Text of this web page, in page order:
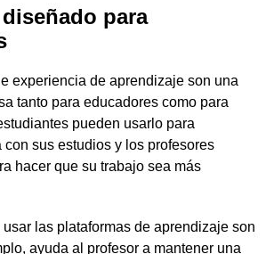
para
experiencia de aprendizaje son una
tanto para educadores como para
pueden usarlo para
con sus estudios y los profesores
hacer que su trabajo sea más
las plataformas de aprendizaje son
ayuda al profesor a mantener una